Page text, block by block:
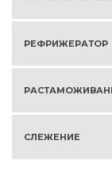
РЕФРИЖЕРАТОР
СЛЕЖЕНИЕ